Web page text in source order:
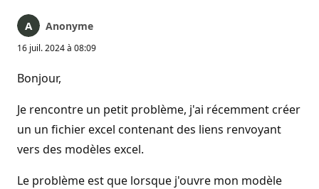
Anonyme
16 juil. 2024 à 08:09
Bonjour,
Je rencontre un petit problème, j'ai récemment créer
un un fichier excel contenant des liens renvoyant
vers des modèles excel.
Le problème est que lorsque j'ouvre mon modèle